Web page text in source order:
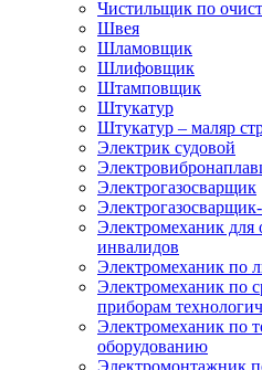
Чистильщик по
Швея
Шламовщик
Шлифовщик
Штамповщик
Штукатур
Штукатур – маляр
Электрик судовой
Электрогазосварщик
Электромеханик для
инвалидов
Электромеханик по
Электромеханик по
приборам
Электромеханик по
оборудованию
Электромонтажник